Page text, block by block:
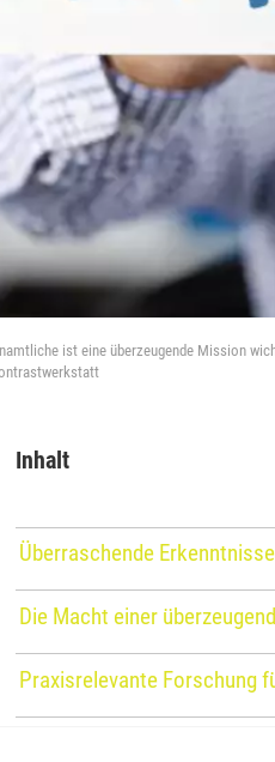
ist eine überzeugende Mission
Inhalt
Überraschende
Die Macht einer
Praxisrelevante Forschung